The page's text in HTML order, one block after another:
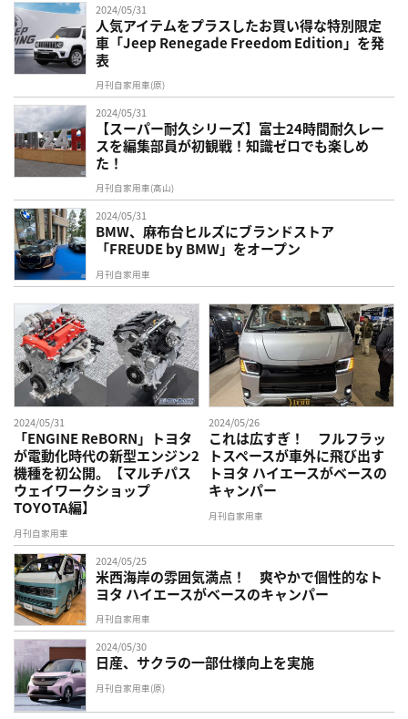
2024/05/31
人気アイテムをプラスしたお買い得な特別限定
車「Jeep Renegade Freedom Edition」を発
表
月刊自家用車(原)
2024/05/31
【スーパー耐久シリーズ】富士24時間耐久レー
スを編集部員が初観戦！知識ゼロでも楽しめ
た！
月刊自家用車(髙山)
2024/05/31
BMW、麻布台ヒルズにブランドストア
「FREUDE by BMW」をオープン
月刊自家用車
2024/05/31
「ENGINE ReBORN」トヨタ
が電動化時代の新型エンジン2
機種を初公開。【マルチパス
ウェイワークショップ
TOYOTA編】
月刊自家用車
2024/05/26
これは広すぎ！ フルフラッ
トスペースが車外に飛び出す
トヨタ ハイエースがベースの
キャンパー
月刊自家用車
2024/05/25
米西海岸の雰囲気満点！ 爽やかで個性的なト
ヨタ ハイエースがベースのキャンパー
月刊自家用車
2024/05/30
日産、サクラの一部仕様向上を実施
月刊自家用車(原)